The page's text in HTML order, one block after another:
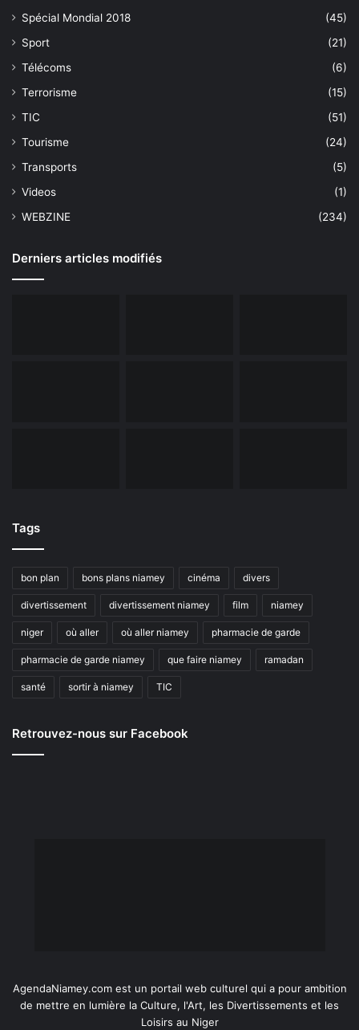
Spécial Mondial 2018
(45)
Sport
(21)
Télécoms
(6)
Terrorisme
(15)
TIC
(51)
Tourisme
(24)
Transports
(5)
Videos
(1)
WEBZINE
(234)
Derniers articles modifiés
Tags
bon plan bons plans niamey cinéma divers
divertissement divertissement niamey film niamey
niger où aller où aller niamey pharmacie de garde
pharmacie de garde niamey que faire niamey ramadan
santé sortir à niamey TIC
Retrouvez-nous sur Facebook
AgendaNiamey.com est un portail web culturel qui a pour ambition
de mettre en lumière la Culture, l'Art, les Divertissements et les
Loisirs au Niger